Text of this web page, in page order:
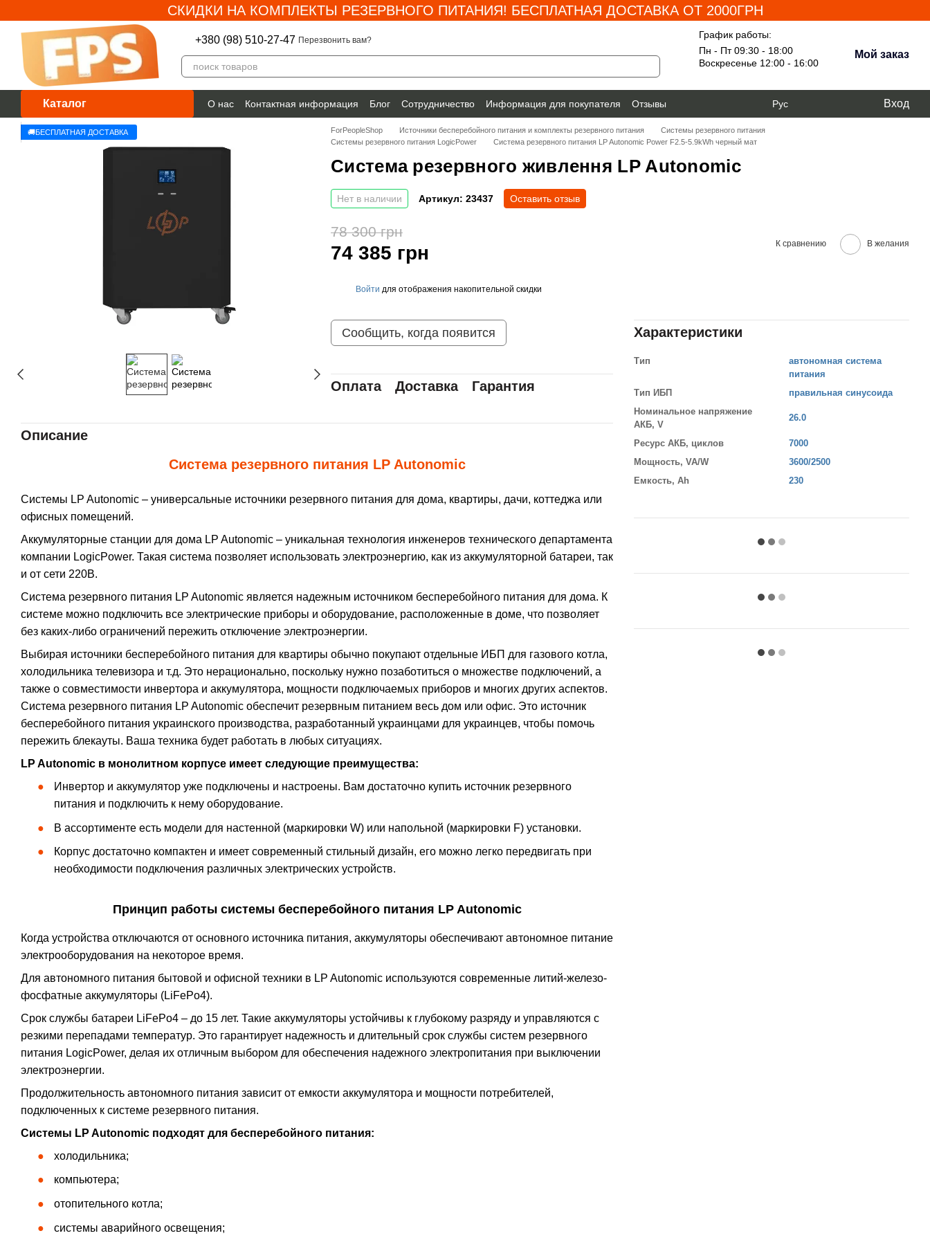
СКИДКИ НА КОМПЛЕКТЫ РЕЗЕРВНОГО ПИТАНИЯ! БЕСПЛАТНАЯ ДОСТАВКА ОТ 2000ГРН
+380 (98) 510-27-47 Перезвонить вам?
График работы:
Пн - Пт 09:30 - 18:00
Воскресенье 12:00 - 16:00
Мой заказ
Каталог О нас Контактная информация Блог Сотрудничество Информация для покупателя
Отзывы
Гарантия
Рус Вход
🚚БЕСПЛАТНАЯ ДОСТАВКА ForPeopleShop Источники бесперебойного питания и комплекты резервного питания
Системы резервного питания
Системы резервного питания LogicPower
Система резервного питания LP Autonomic Power F2.5-5.9kWh черный мат
Система резервного живлення LP Autonomic
Нет в наличии Артикул: 23437 Оставить отзыв
74 385 грн
78 300 грн
К сравнению В желания
Войти для отображения накопительной скидки
Сообщить, когда появится
Оплата Доставка Гарантия
Характеристики
Тип
автономная система
питания
Тип ИБП
правильная синусоида
Номинальное напряжение
АКБ, V
26.0
Ресурс АКБ, циклов
7000
Мощность, VA/W
3600/2500
Емкость, Ah
230
Описание
Система резервного питания LP Autonomic
Системы LP Autonomic – универсальные источники резервного питания для дома, квартиры, дачи, коттеджа или
офисных помещений.
Аккумуляторные станции для дома LP Autonomic – уникальная технология инженеров технического департамента
компании LogicPower. Такая система позволяет использовать электроэнергию, как из аккумуляторной батареи, так
и от сети 220В.
Система резервного питания LP Autonomic является надежным источником бесперебойного питания для дома. К
системе можно подключить все электрические приборы и оборудование, расположенные в доме, что позволяет
без каких-либо ограничений пережить отключение электроэнергии.
Выбирая источники бесперебойного питания для квартиры обычно покупают отдельные ИБП для газового котла,
холодильника телевизора и т.д. Это нерационально, поскольку нужно позаботиться о множестве подключений, а
также о совместимости инвертора и аккумулятора, мощности подключаемых приборов и многих других аспектов.
Система резервного питания LP Autonomic обеспечит резервным питанием весь дом или офис. Это источник
бесперебойного питания украинского производства, разработанный украинцами для украинцев, чтобы помочь
пережить блекауты. Ваша техника будет работать в любых ситуациях.
LP Autonomic в монолитном корпусе имеет следующие преимущества:
Инвертор и аккумулятор уже подключены и настроены. Вам достаточно купить источник резервного
питания и подключить к нему оборудование.
В ассортименте есть модели для настенной (маркировки W) или напольной (маркировки F) установки.
Корпус достаточно компактен и имеет современный стильный дизайн, его можно легко передвигать при
необходимости подключения различных электрических устройств.
Принцип работы системы бесперебойного питания LP Autonomic
Когда устройства отключаются от основного источника питания, аккумуляторы обеспечивают автономное питание
электрооборудования на некоторое время.
Для автономного питания бытовой и офисной техники в LP Autonomic используются современные литий-железо-
фосфатные аккумуляторы (LiFePo4).
Срок службы батареи LiFePo4 – до 15 лет. Такие аккумуляторы устойчивы к глубокому разряду и управляются с
резкими перепадами температур. Это гарантирует надежность и длительный срок службы систем резервного
питания LogicPower, делая их отличным выбором для обеспечения надежного электропитания при выключении
электроэнергии.
Продолжительность автономного питания зависит от емкости аккумулятора и мощности потребителей,
подключенных к системе резервного питания.
Системы LP Autonomic подходят для бесперебойного питания:
холодильника;
компьютера;
отопительного котла;
системы аварийного освещения;